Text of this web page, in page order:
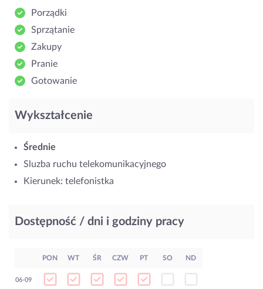
Porządki
Sprzątanie
Zakupy
Pranie
Gotowanie
Wykształcenie
Średnie
Sluzba ruchu telekomunikacyjnego
Kierunek: telefonistka
Dostępność / dni i godziny pracy
PON WT ŚR CZW PT SO ND
06-09